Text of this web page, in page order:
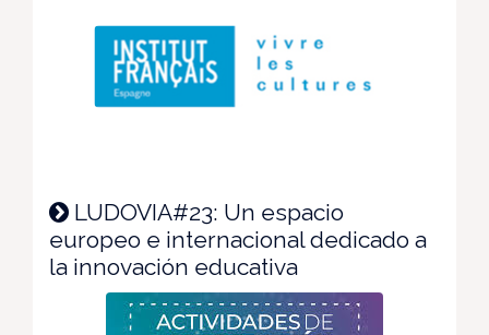
LUDOVIA#23: Un espacio
europeo e internacional dedicado a
la innovación educativa